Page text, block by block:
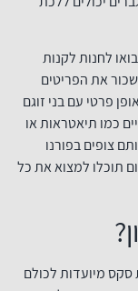
לחנות לקנות
את הפריטים
פרטי עם בני זוגם
כמו תיאטראות או
צופים בפורנו
תוכלו למצוא את כל
סקס מיועדות לכולם